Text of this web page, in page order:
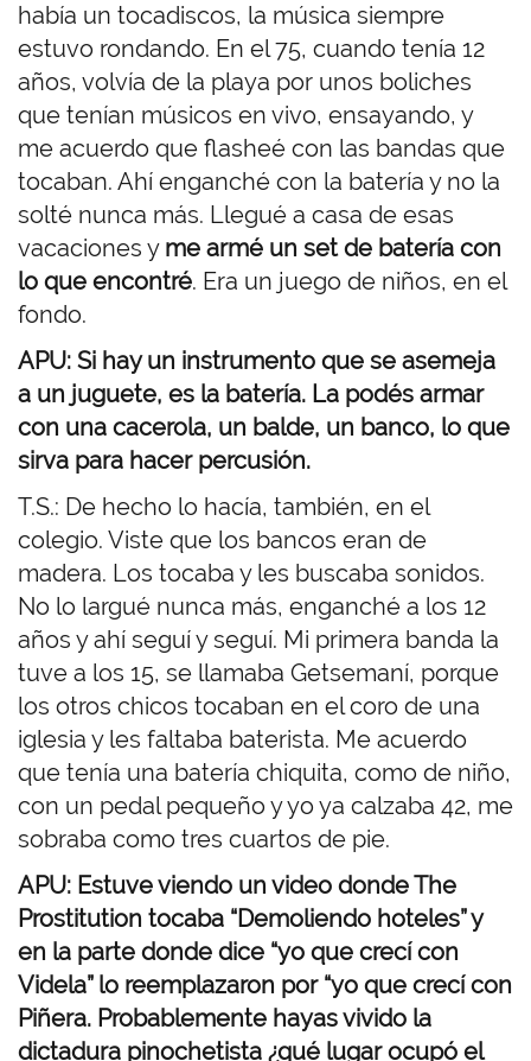
había un tocadiscos, la música siempre
estuvo rondando. En el 75, cuando tenía 12
años, volvía de la playa por unos boliches
que tenían músicos en vivo, ensayando, y
me acuerdo que flasheé con las bandas que
tocaban. Ahí enganché con la batería y no la
solté nunca más. Llegué a casa de esas
vacaciones y me armé un set de batería con
lo que encontré. Era un juego de niños, en el
fondo.
APU: Si hay un instrumento que se asemeja
a un juguete, es la batería. La podés armar
con una cacerola, un balde, un banco, lo que
sirva para hacer percusión.
T.S.: De hecho lo hacía, también, en el
colegio. Viste que los bancos eran de
madera. Los tocaba y les buscaba sonidos.
No lo largué nunca más, enganché a los 12
años y ahí seguí y seguí. Mi primera banda la
tuve a los 15, se llamaba Getsemaní, porque
los otros chicos tocaban en el coro de una
iglesia y les faltaba baterista. Me acuerdo
que tenía una batería chiquita, como de niño,
con un pedal pequeño y yo ya calzaba 42, me
sobraba como tres cuartos de pie.
APU: Estuve viendo un video donde The
Prostitution tocaba “Demoliendo hoteles” y
en la parte donde dice “yo que crecí con
Videla” lo reemplazaron por “yo que crecí con
Piñera. Probablemente hayas vivido la
dictadura pinochetista ¿qué lugar ocupó el